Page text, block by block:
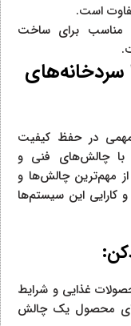
است.
مناسب برای ساخت
سردخانه‌های
در حفظ کیفیت
با چالش‌های فنی و
از مهم‌ترین چالش‌ها و
و کارایی این سیستم‌ها
غذایی و شرایط
محصول یک چالش